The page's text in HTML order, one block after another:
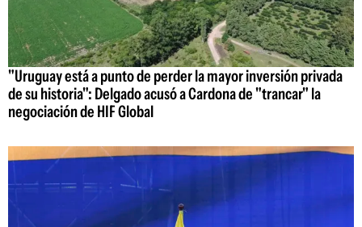
"Uruguay está a punto de perder la mayor inversión privada
de su historia": Delgado acusó a Cardona de "trancar" la
negociación de HIF Global